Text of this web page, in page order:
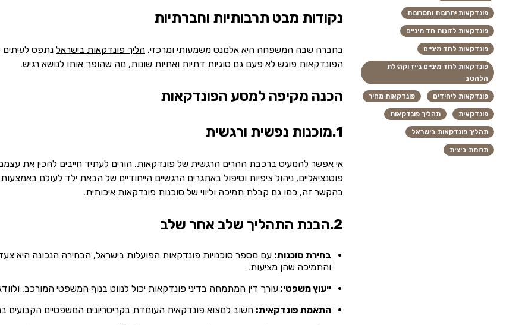
נקודות מבט תרבותיות וחברתיות
בחברה שבה המשפחה היא אלמנט משמעותי ומרכזי, הליך פונדקאות בישראל נתפס לעיתים
הפונדקאות פוגש לא פעם גם סוגיות דתיות ואתיות שונות, מה שהופך אותו לנושא רגיש.
הכנה מקיפה למסע הפונדקאות
1.מוכנות נפשית ורגשית
אי אפשר להמעיט ברכבת ההרים הרגשית של פונדקאות. הורים לעתיד חייבים להכין את
פוטנציאליים, ניהול ציפיות וטיפול באתגרים הרגשיים הייחודיים של הבאת ילד לעולם
בהקשר זה, כמו גם קבלת תמיכה וליווי של סוכנות פונדקאות איכותית.
2.הבנת התהליך שלב אחר שלב
בחירת סוכנות: עם מספר סוכנויות פונדקאות הפועלות בישראל, הבחירה הנכונה היא
והתמיכה שהן מציעות.
ייעוץ משפטי: עורך דין המתמחה בדיני פונדקאות יכול לנווט בנוף המשפטי המורכב,
התאמת פונדקאית: חשוב למצוא פונדקאית העומדת בקריטריונים המשפטיים הקבועים
פונדקאות יתרונות וחסרונות
פונדקאות לזוגות חד מיניים
פונדקאות לחד מיניים
פונדקאות לחד מיניים גייז וקהילת
הלהטב
פונדקאות ליחידים פונדקאות מחיר
פונדקאית תהליך פונדקאות
תהליך פונדקאות בישראל
תרומת ביצית